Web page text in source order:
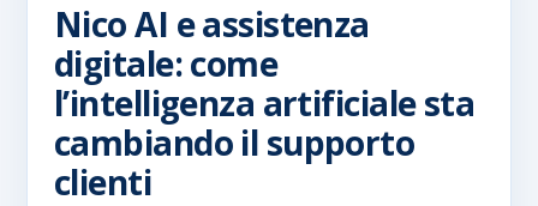
Nico AI e assistenza
digitale: come
l’intelligenza artificiale sta
cambiando il supporto
clienti